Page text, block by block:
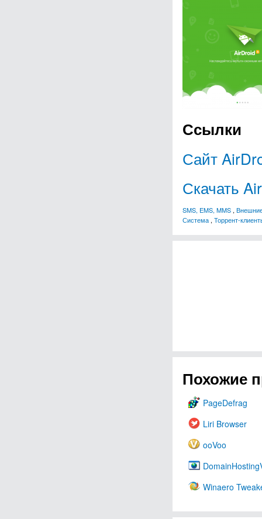
Ссылки
Сайт
Скачать
SMS, EMS, MMS ,
Система , Торрент-
Похожие
PageDefrag
Liri Browser
ooVoo
Winaero